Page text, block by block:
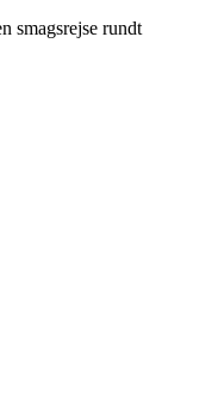
smagsrejse rundt